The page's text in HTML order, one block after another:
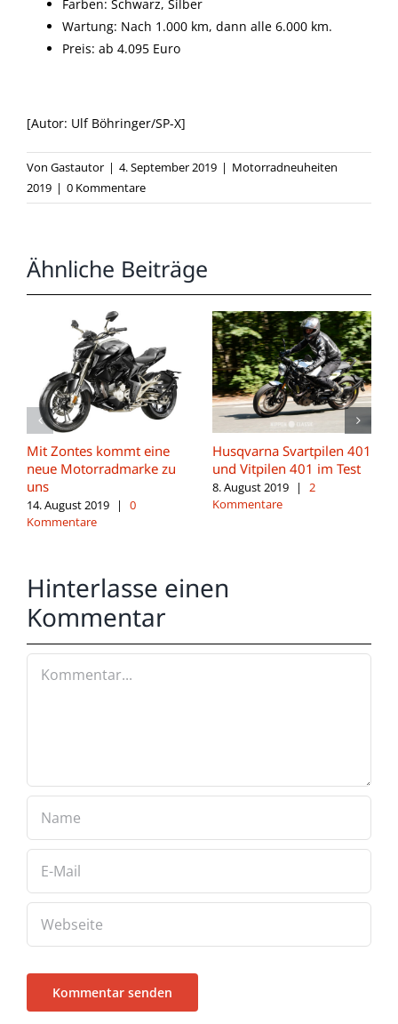
Farben: Schwarz, Silber
Wartung: Nach 1.000 km, dann alle 6.000 km.
Preis: ab 4.095 Euro
[Autor: Ulf Böhringer/SP-X]
Von Gastautor | 4. September 2019 | Motorradneuheiten
2019 | 0 Kommentare
Ähnliche Beiträge
Mit Zontes kommt eine
neue Motorradmarke zu
uns
14. August 2019 |
0
Kommentare
Husqvarna Svartpilen 401
und Vitpilen 401 im Test
8. August 2019 |
2
Kommentare
Hinterlasse einen
Kommentar